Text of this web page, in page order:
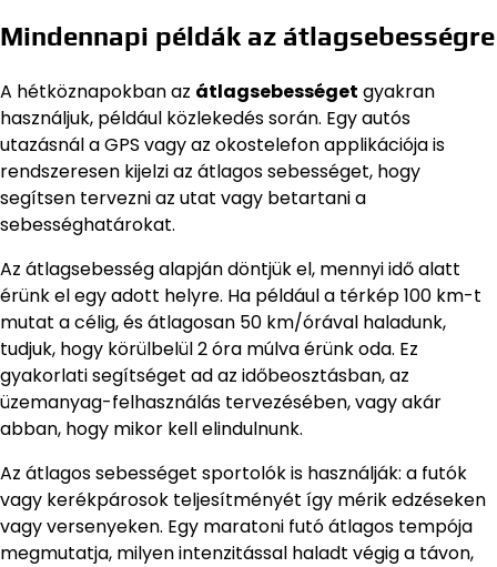
Mindennapi példák az átlagsebességre
A hétköznapokban az átlagsebességet gyakran
használjuk, például közlekedés során. Egy autós
utazásnál a GPS vagy az okostelefon applikációja is
rendszeresen kijelzi az átlagos sebességet, hogy
segítsen tervezni az utat vagy betartani a
sebességhatárokat.
Az átlagsebesség alapján döntjük el, mennyi idő alatt
érünk el egy adott helyre. Ha például a térkép 100 km-t
mutat a célig, és átlagosan 50 km/órával haladunk,
tudjuk, hogy körülbelül 2 óra múlva érünk oda. Ez
gyakorlati segítséget ad az időbeosztásban, az
üzemanyag-felhasználás tervezésében, vagy akár
abban, hogy mikor kell elindulnunk.
Az átlagos sebességet sportolók is használják: a futók
vagy kerékpárosok teljesítményét így mérik edzéseken
vagy versenyeken. Egy maratoni futó átlagos tempója
megmutatja, milyen intenzitással haladt végig a távon,